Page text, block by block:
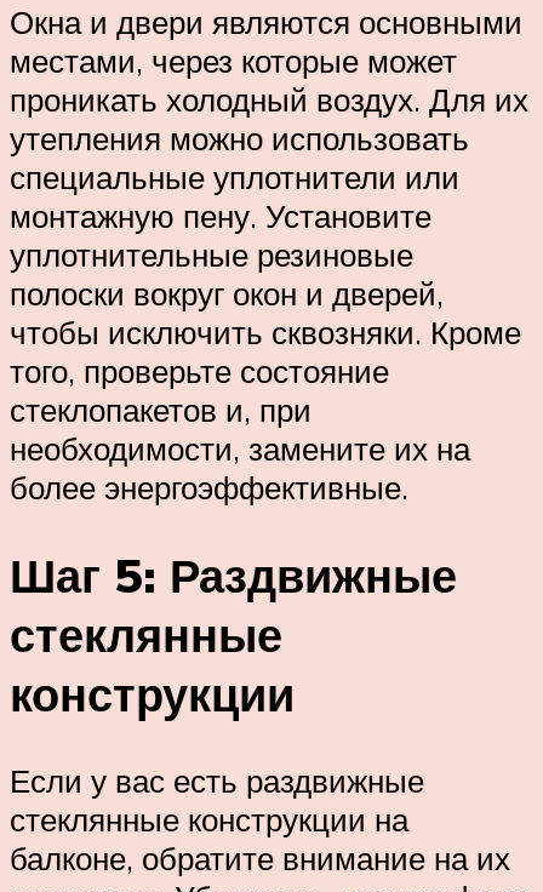
Окна и двери являются основными
местами, через которые может
проникать холодный воздух. Для их
утепления можно использовать
специальные уплотнители или
монтажную пену. Установите
уплотнительные резиновые
полоски вокруг окон и дверей,
чтобы исключить сквозняки. Кроме
того, проверьте состояние
стеклопакетов и, при
необходимости, замените их на
более энергоэффективные.
Шаг 5: Раздвижные
стеклянные
конструкции
Если у вас есть раздвижные
стеклянные конструкции на
балконе, обратите внимание на их